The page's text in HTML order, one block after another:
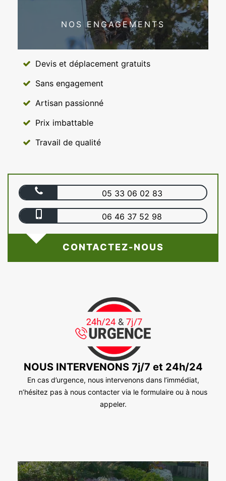
NOS ENGAGEMENTS
Devis et déplacement gratuits
Sans engagement
Artisan passionné
Prix imbattable
Travail de qualité
05 33 06 02 83
06 46 37 52 98
CONTACTEZ-NOUS
NOUS INTERVENONS 7j/7 et 24h/24
En cas d’urgence, nous intervenons dans l’immédiat,
n’hésitez pas à nous contacter via le formulaire ou à nous
appeler.